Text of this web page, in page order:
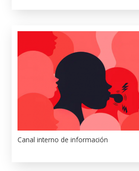
Canal interno de información